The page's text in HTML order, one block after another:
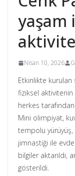
yaşam
Nisan 10, 2026
Etkinlikte kurulan
fiziksel
herkes
Mini olimpiyat,
tempolu yürüyüş,
jimnastiği ile evde
bilgiler aktarıldı,
gösterildi.